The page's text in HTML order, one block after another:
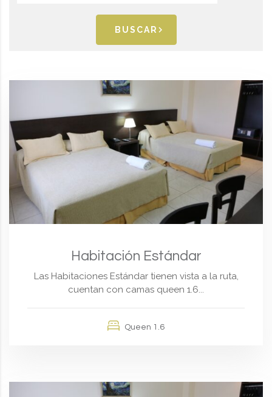
BUSCAR
Habitación Estándar
Las Habitaciones Estándar tienen vista a la ruta,
cuentan con camas queen 1.6...
Queen 1.6